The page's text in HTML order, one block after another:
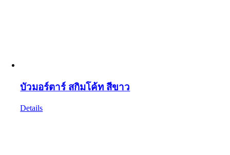
บัวมอร์ตาร์ สกิมโค้ท สีขาว
Details